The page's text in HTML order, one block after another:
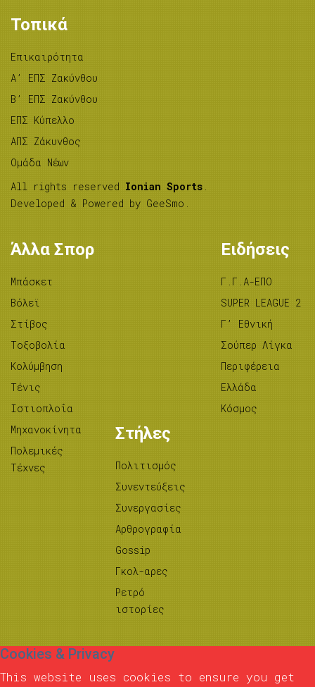
Τοπικά
Επικαιρότητα
A’ ΕΠΣ Ζακύνθου
B’ ΕΠΣ Ζακύνθου
ΕΠΣ Κύπελλο
ΑΠΣ Ζάκυνθος
Ομάδα Νέων
All rights reserved Ionian Sports .
Developed & Powered by GeeSmo .
Άλλα Σπορ
Μπάσκετ
Βόλεϊ
Στίβος
Tοξοβολία
Κολύμβηση
Τένις
Ιστιοπλοΐα
Μηχανοκίνητα
Πολεμικές
Τέχνες
Ειδήσεις
Γ.Γ.Α-ΕΠΟ
SUPER LEAGUE 2
Γ’ Εθνική
Σούπερ Λίγκα
Περιφέρεια
Ελλάδα
Κόσμος
Στήλες
Πολιτισμός
Συνεντεύξεις
Συνεργασίες
Αρθρογραφία
Gossip
Γκολ-αρες
Ρετρό
ιστορίες
Cookies & Privacy
This website uses cookies to ensure you get